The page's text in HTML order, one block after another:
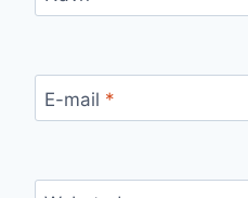
E-mail *